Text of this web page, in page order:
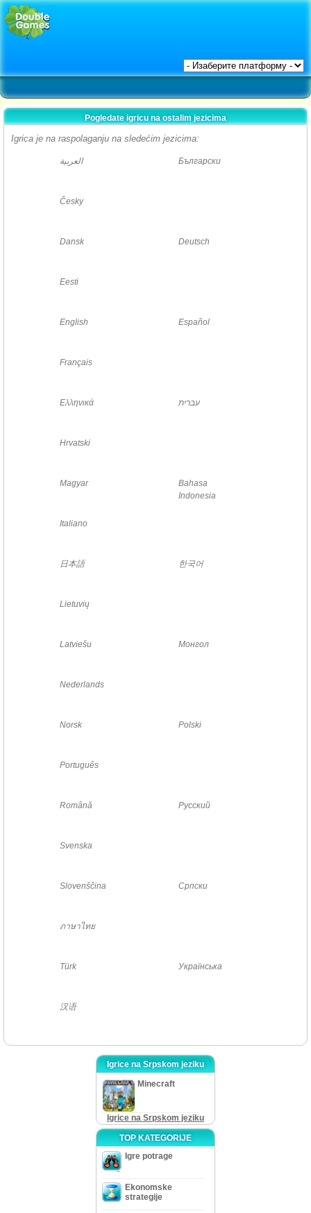
Pogledate igricu na ostalim jezicima
Igrica je na raspolaganju na sledećim jezicima:
العربية Български
Česky
Dansk Deutsch
Eesti
English Español
Français
Ελληνικά עברית
Hrvatski
Magyar
Bahasa
Indonesia
Italiano
日本語 한국어
Lietuvių
Latviešu Монгол
Nederlands
Norsk Polski
Português
Română Русский
Svenska
Slovenščina Српски
ภาษาไทย
Türk Українська
汉语
Igrice na Srpskom jeziku
Minecraft
Igrice na Srpskom jeziku
TOP KATEGORIJE
Igre potrage
Ekonomske
strategije